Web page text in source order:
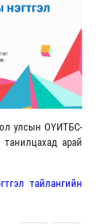
улсын ОҮИТБС-
танилцахад арай
тайлангийн